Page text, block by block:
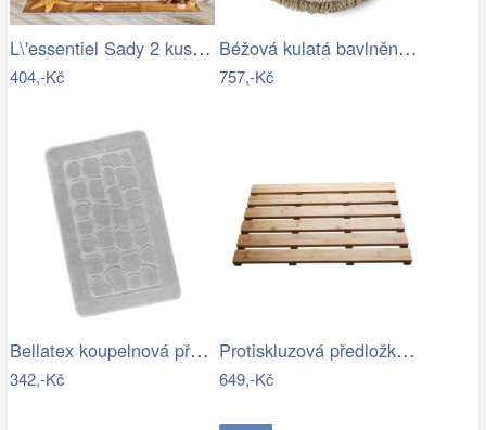
L\'essentiel Sady 2 kusů koupelnových…
404,-Kč
Béžová kulatá bavlněná koupelnová…
757,-Kč
Bellatex koupelnová předložka BANY…
342,-Kč
Protiskluzová předložka do koupelny…
649,-Kč